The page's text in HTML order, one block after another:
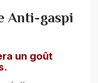
Anti-gaspi
un goût